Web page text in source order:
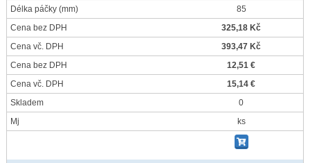
Délka páčky (mm)
85
Cena bez DPH
325,18 Kč
Cena vč. DPH
393,47 Kč
Cena bez DPH
12,51 €
Cena vč. DPH
15,14 €
Skladem
0
Mj
ks